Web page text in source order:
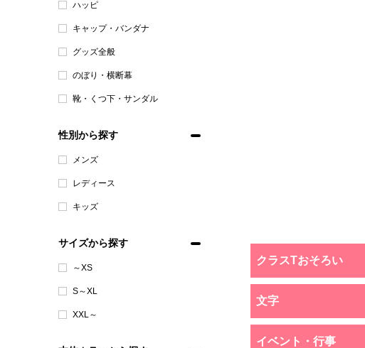
ハッピ
キャップ・バンダナ
グッズ全般
のぼり・横断幕
靴・くつ下・サンダル
性別から探す
メンズ
レディース
キッズ
サイズから探す
～XS
S～XL
XXL～
クラスTおそろい
文字
イベント・行事